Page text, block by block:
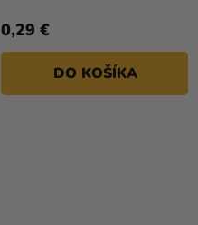
0,29 €
DO KOŠÍKA